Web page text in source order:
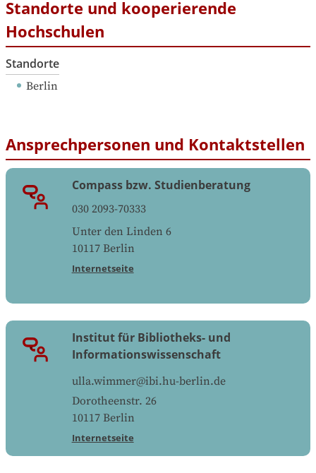
Standorte und kooperierende
Hochschulen
Standorte
Berlin
Ansprechpersonen und Kontaktstellen
Compass bzw. Studienberatung
030 2093-70333
Unter den Linden 6
10117 Berlin
Internetseite
Institut für Bibliotheks- und
Informationswissenschaft
ulla.wimmer@ibi.hu-berlin.de
Dorotheenstr. 26
10117 Berlin
Internetseite